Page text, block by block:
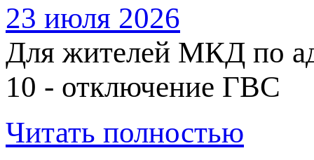
23 июля 2026
Для жителей МКД по
10 - отключение ГВС
Читать полностью